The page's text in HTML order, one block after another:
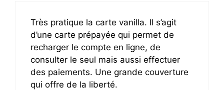
Très pratique la carte vanilla. Il s’agit
d’une carte prépayée qui permet de
recharger le compte en ligne, de
consulter le seul mais aussi effectuer
des paiements. Une grande couverture
qui offre de la liberté.